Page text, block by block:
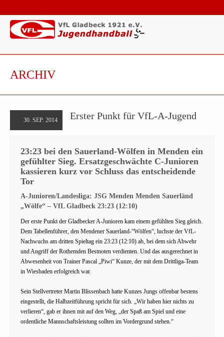
ARCHIV
30. SEP. 2014 Erster Punkt für VfL-A-Jugend
23:23 bei den Sauerland-Wölfen in Menden ein
gefühlter Sieg. Ersatzgeschwächte C-Junioren
kassieren kurz vor Schluss das entscheidende
Tor
A-Junioren/Landesliga: JSG Menden Menden Sauerländ
„Wölfe“ – VfL Gladbeck 23:23 (12:10)
Der erste Punkt der Gladbecker A-Junioren kam einem gefühlten Sieg gleich.
Dem Tabellenführer, den Mendener Sauerland-“Wölfen“, luchste der VfL-
Nachwuchs am dritten Spieltag ein 23:23 (12:10) ab, bei dem sich Abwehr
und Angriff der Rothemden Bestnoten verdienten. Und das ausgerechnet in
Abwesenheit von Trainer Pascal „Piwi“ Kunze, der mit dem Drittliga-Team
in Wiesbaden erfolgreich war.
Sein Stellvertreter Martin Blissenbach hatte Kunzes Jungs offenbar bestens
eingestellt, die Halbzeitführung spricht für sich. „Wir haben hier nichts zu
verlieren“, gab er ihnen mit auf den Weg, „der Spaß am Spiel und eine
ordentliche Mannschaftsleistung sollten im Vordergrund stehen.“